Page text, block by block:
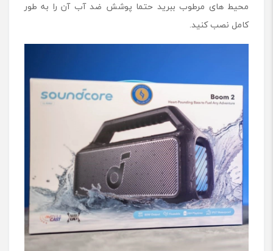
محیط های مرطوب ببرید حتما پوشش ضد آب آن را به طور
کامل نصب کنید.